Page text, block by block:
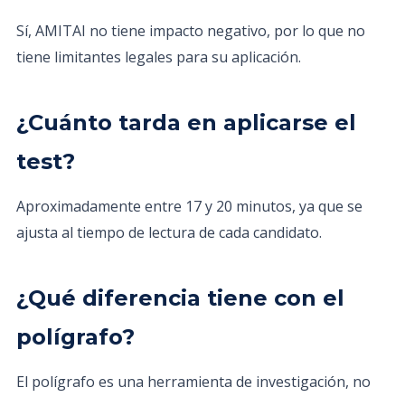
Sí, AMITAI no tiene impacto negativo, por lo que no
tiene limitantes legales para su aplicación.
¿Cuánto tarda en aplicarse el
test?
Aproximadamente entre 17 y 20 minutos, ya que se
ajusta al tiempo de lectura de cada candidato.
¿Qué diferencia tiene con el
polígrafo?
El polígrafo es una herramienta de investigación, no